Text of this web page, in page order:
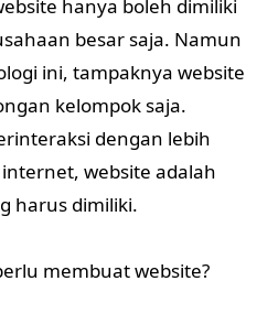
hanya boleh dimiliki
besar saja. Namun
ini, tampaknya website
kelompok saja.
dengan lebih
website adalah
harus dimiliki.
membuat website?